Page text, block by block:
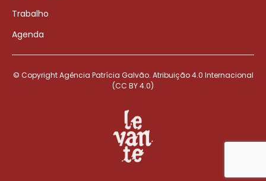
Trabalho
Agenda
© Copyright Agência Patrícia Galvão. Atribuição 4.0 Internacional
(CC BY 4.0)